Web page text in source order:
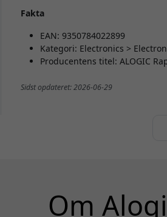
Fakta
EAN: 9350784022899
Kategori: Electronics >
Producentens titel: ALOGIC
Sidst opdateret: 2026-06-29
Om